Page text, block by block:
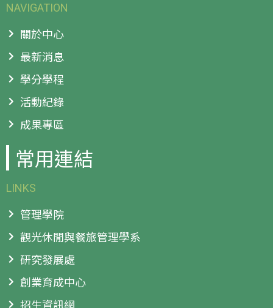
NAVIGATION
關於中心
最新消息
學分學程
活動紀錄
成果專區
常用連結
LINKS
管理學院
觀光休閒與餐旅管理學系
研究發展處
創業育成中心
招生資訊網